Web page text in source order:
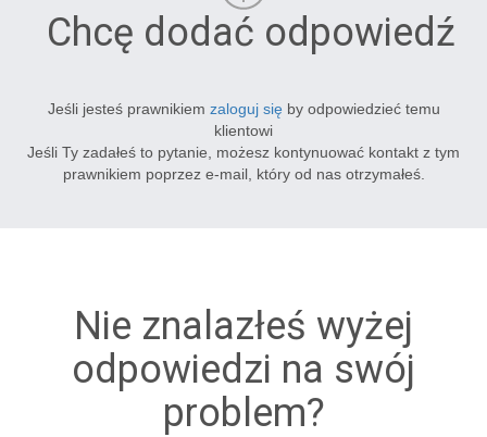
Chcę dodać odpowiedź
Jeśli jesteś prawnikiem zaloguj się by odpowiedzieć temu
klientowi
Jeśli Ty zadałeś to pytanie, możesz kontynuować kontakt z tym
prawnikiem poprzez e-mail, który od nas otrzymałeś.
Nie znalazłeś wyżej
odpowiedzi na swój
problem?